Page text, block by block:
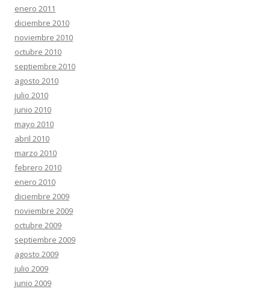
enero 2011
diciembre 2010
noviembre 2010
octubre 2010
septiembre 2010
agosto 2010
julio 2010
junio 2010
mayo 2010
abril 2010
marzo 2010
febrero 2010
enero 2010
diciembre 2009
noviembre 2009
octubre 2009
septiembre 2009
agosto 2009
julio 2009
junio 2009